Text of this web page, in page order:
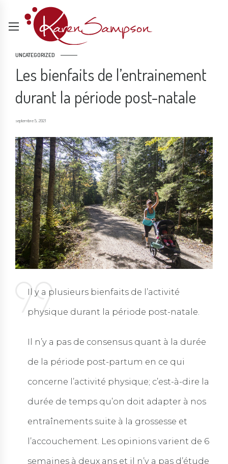
UNCATEGORIZED
Les bienfaits de l’entrainement
durant la période post-natale
septembre 5, 2021
Il y a plusieurs bienfaits de l’activité
physique durant la période post-natale.
Il n’y a pas de consensus quant à la durée
de la période post-partum en ce qui
concerne l’activité physique; c’est-à-dire la
durée de temps qu’on doit adapter à nos
entraînements suite à la grossesse et
l’accouchement. Les opinions varient de 6
semaines à deux ans et il n’y a pas d’étude